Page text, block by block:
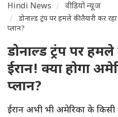
Hindi News वीडियो न्यूज
डोनाल्ड ट्रंप पर हमले की तैयारी कर रहा
प्लान?
डोनाल्ड ट्रंप पर हमले
ईरान! क्या होगा
प्लान?
ईरान अभी भी अमेरिका के